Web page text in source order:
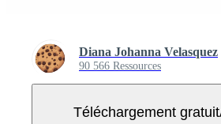
Diana Johanna Velasquez
90 566 Ressources
Téléchargement gratuit